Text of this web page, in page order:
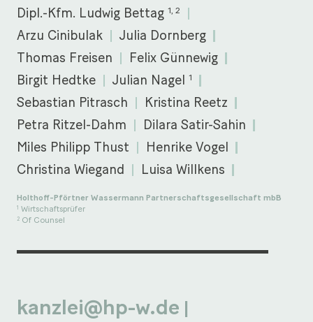
Dipl.-Kfm. Ludwig Bettag 1, 2
Arzu Cinibulak
Julia Dornberg
Thomas Freisen
Felix Günnewig
Birgit Hedtke
Julian Nagel 1
Sebastian Pitrasch
Kristina Reetz
Petra Ritzel-Dahm
Dilara Satir-Sahin
Miles Philipp Thust
Henrike Vogel
Christina Wiegand
Luisa Willkens
Holthoff-Pförtner Wassermann Partnerschaftsgesellschaft mbB
1 Wirtschaftsprüfer
2 Of Counsel
kanzlei@hp-w.de |